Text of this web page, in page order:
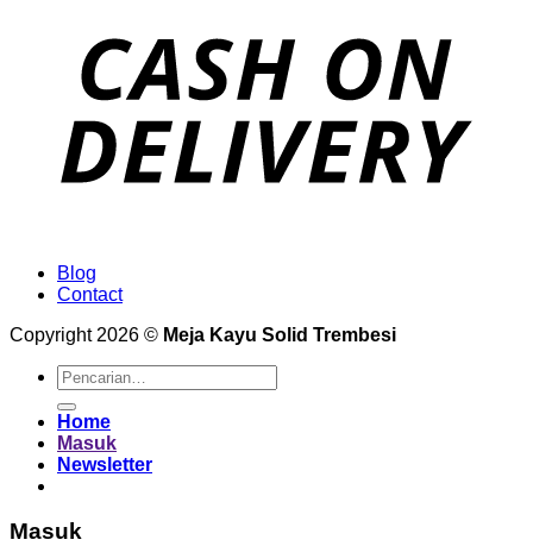
Blog
Contact
Copyright 2026 © Meja Kayu Solid Trembesi
Pencarian
untuk:
Home
Masuk
Newsletter
Masuk